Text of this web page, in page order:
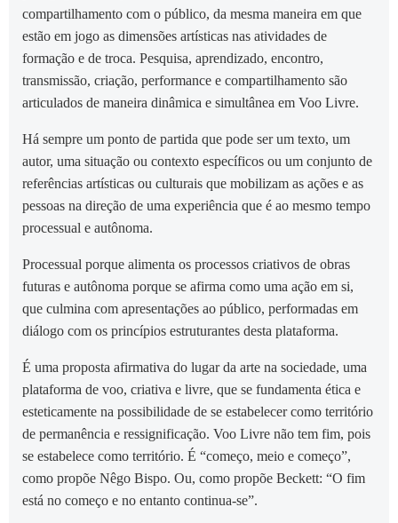
compartilhamento com o público, da mesma maneira em que
estão em jogo as dimensões artísticas nas atividades de
formação e de troca. Pesquisa, aprendizado, encontro,
transmissão, criação, performance e compartilhamento são
articulados de maneira dinâmica e simultânea em Voo Livre.
Há sempre um ponto de partida que pode ser um texto, um
autor, uma situação ou contexto específicos ou um conjunto de
referências artísticas ou culturais que mobilizam as ações e as
pessoas na direção de uma experiência que é ao mesmo tempo
processual e autônoma.
Processual porque alimenta os processos criativos de obras
futuras e autônoma porque se afirma como uma ação em si,
que culmina com apresentações ao público, performadas em
diálogo com os princípios estruturantes desta plataforma.
É uma proposta afirmativa do lugar da arte na sociedade, uma
plataforma de voo, criativa e livre, que se fundamenta ética e
esteticamente na possibilidade de se estabelecer como território
de permanência e ressignificação. Voo Livre não tem fim, pois
se estabelece como território. É “começo, meio e começo”,
como propõe Nêgo Bispo. Ou, como propõe Beckett: “O fim
está no começo e no entanto continua-se”.